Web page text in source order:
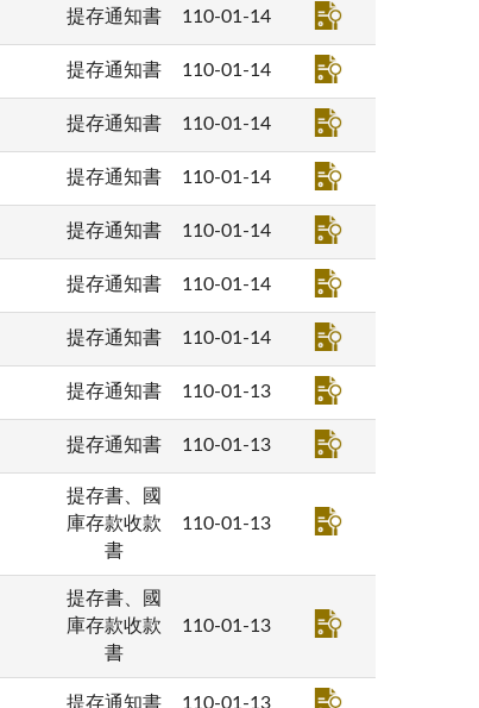
提存通知書 110-01-14
提存通知書 110-01-14
提存通知書 110-01-14
提存通知書 110-01-14
提存通知書 110-01-14
提存通知書 110-01-14
提存通知書 110-01-14
提存通知書 110-01-13
提存通知書 110-01-13
提存書、國
庫存款收款
書
110-01-13
提存書、國
庫存款收款
書
110-01-13
提存通知書 110-01-13